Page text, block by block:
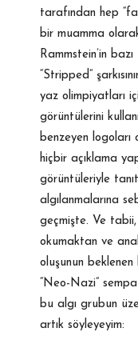
tarafından hep
bir muamma
Rammstein’in
“Stripped”
yaz olimpiyatları
görüntülerini
benzeyen logoları
hiçbir açıklama
görüntüleriyle
algılanmalarına
geçmişte. Ve
okumaktan ve
oluşunun
“Neo-Nazi”
bu algı grubun
artık söyleyeyim: